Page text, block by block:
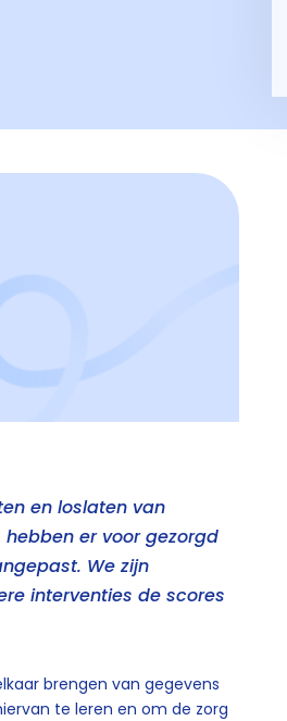
en loslaten van
er voor gezorgd
We zijn
interventies de scores
brengen van gegevens
te leren en om de zorg